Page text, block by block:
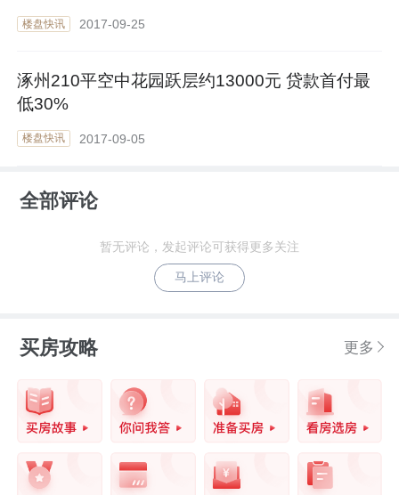
楼盘快讯 2017-09-25
涿州210平空中花园跃层约13000元 贷款首付最
低30%
楼盘快讯 2017-09-05
全部评论
暂无评论，发起评论可获得更多关注
马上评论
买房攻略 更多